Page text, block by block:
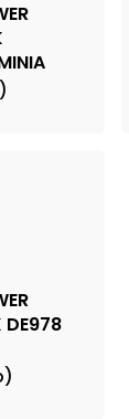
DE978